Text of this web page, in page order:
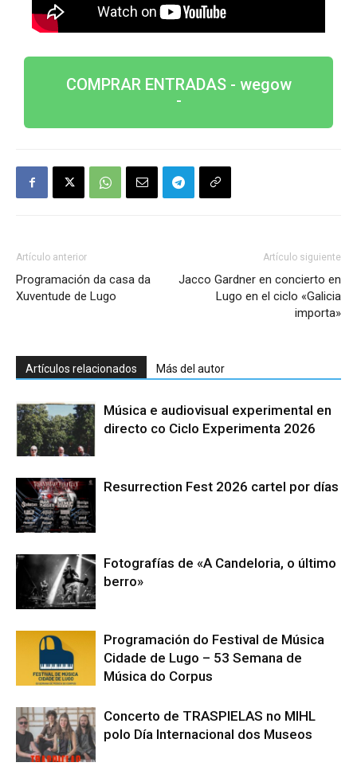
COMPRAR ENTRADAS - wegow
-
Artículo anterior
Programación da casa da
Xuventude de Lugo
Artículo siguiente
Jacco Gardner en concierto en
Lugo en el ciclo «Galicia
importa»
Artículos relacionados Más del autor
Música e audiovisual experimental en
directo co Ciclo Experimenta 2026
Resurrection Fest 2026 cartel por días
Fotografías de «A Candeloria, o último
berro»
Programación do Festival de Música
Cidade de Lugo – 53 Semana de
Música do Corpus
Concerto de TRASPIELAS no MIHL
polo Día Internacional dos Museos